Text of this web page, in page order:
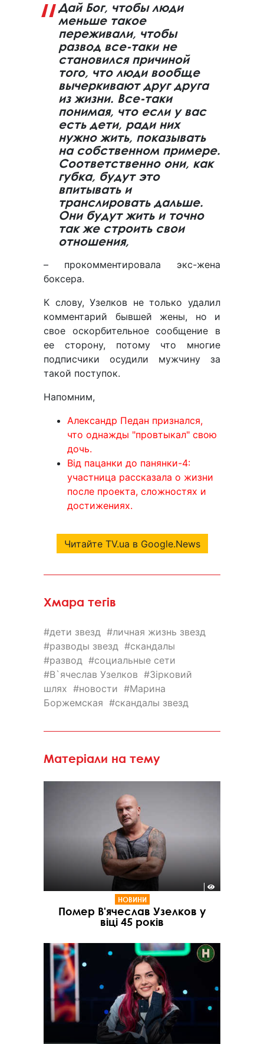
Дай Бог, чтобы люди
меньше такое
переживали, чтобы
развод все-таки не
становился причиной
того, что люди вообще
вычеркивают друг друга
из жизни. Все-таки
понимая, что если у вас
есть дети, ради них
нужно жить, показывать
на собственном примере.
Соответственно они, как
губка, будут это
впитывать и
транслировать дальше.
Они будут жить и точно
так же строить свои
отношения,
– прокомментировала экс-жена
боксера.
К слову, Узелков не только удалил
комментарий бывшей жены, но и
свое оскорбительное сообщение в
ее сторону, потому что многие
подписчики осудили мужчину за
такой поступок.
Напомним,
Александр Педан признался,
что однажды "провтыкал" свою
дочь.
Від пацанки до панянки-4:
участница рассказала о жизни
после проекта, сложностях и
достижениях.
Читайте TV.ua в Google.News
Хмара тегів
дети звезд
личная жизнь звезд
разводы звезд
скандалы
развод
социальные сети
В`ячеслав Узелков
Зірковий
шлях
новости
Марина
Боржемская
скандалы звезд
Матеріали на тему
НОВИНИ
Помер В'ячеслав Узелков у
віці 45 років